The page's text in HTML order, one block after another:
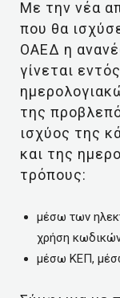
Με την νέα
που θα
ΟΑΕΔ η
γίνεται
της
ισχύος της
και της
τρόπους:
μέσω των
χρήση
μέσω ΚΕΠ,